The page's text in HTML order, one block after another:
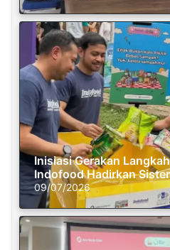
Inisiasi Gerakan
Indofood Hadirkan
Semasa Piknik
09/07/2026